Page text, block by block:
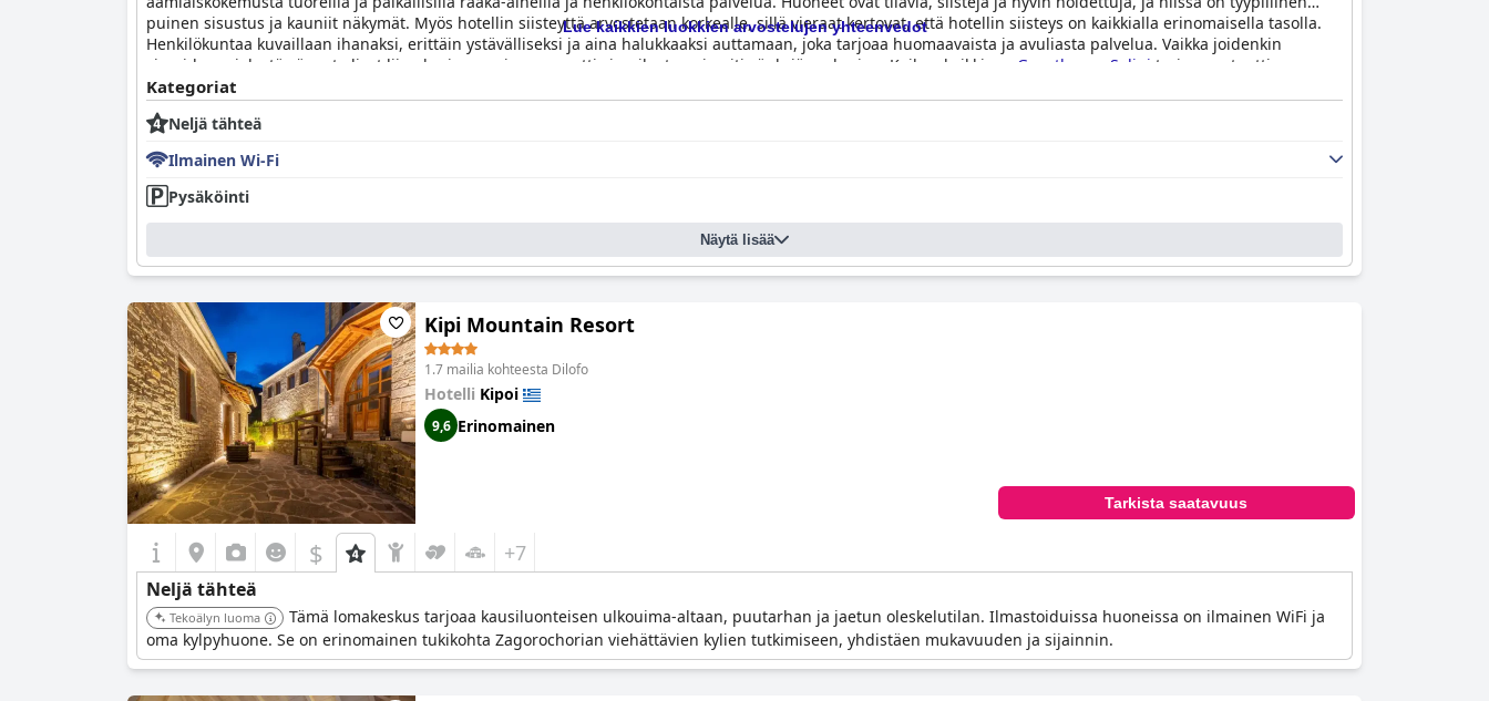
puinen sisustus ja kauniit näkymät. Myös hotellin siisteyttä arvostetaan korkealle, sillä vieraat kertovat, että hotellin siisteys on kaikkialla erinomaisella tasolla.
Henkilökuntaa kuvaillaan ihanaksi, erittäin ystävälliseksi ja aina halukkaaksi auttamaan, joka tarjoaa huomaavaista ja avuliasta palvelua. Vaikka joidenkin
vieraiden mielestä sängyt olivat liian kovia, suurin osa nautti vierailustaan ja piti sänkyjä mukavina. Kaiken kaikkiaan
Guesthouse Selini tarjoaa autenttisen
kokemuksen, jossa on paikallista tunnelmaa ja lämmintä kreikkalaista vieraanvaraisuutta.
Lue kaikkien luokkien arvostelujen yhteenvedot
Kategoriat
Neljä tähteä
Ilmainen Wi-Fi
Pysäköinti
Näytä lisää
Kipi Mountain Resort
1.7 mailia kohteesta Dilofo
Hotelli Kipoi
9,6 Erinomainen
Tarkista saatavuus
$ +7
Neljä tähteä
Tekoälyn luoma
Tämä lomakeskus tarjoaa kausiluonteisen ulkouima-altaan, puutarhan ja jaetun oleskelutilan. Ilmastoiduissa huoneissa on ilmainen WiFi ja
oma kylpyhuone. Se on erinomainen tukikohta Zagorochorian viehättävien kylien tutkimiseen, yhdistäen mukavuuden ja sijainnin.